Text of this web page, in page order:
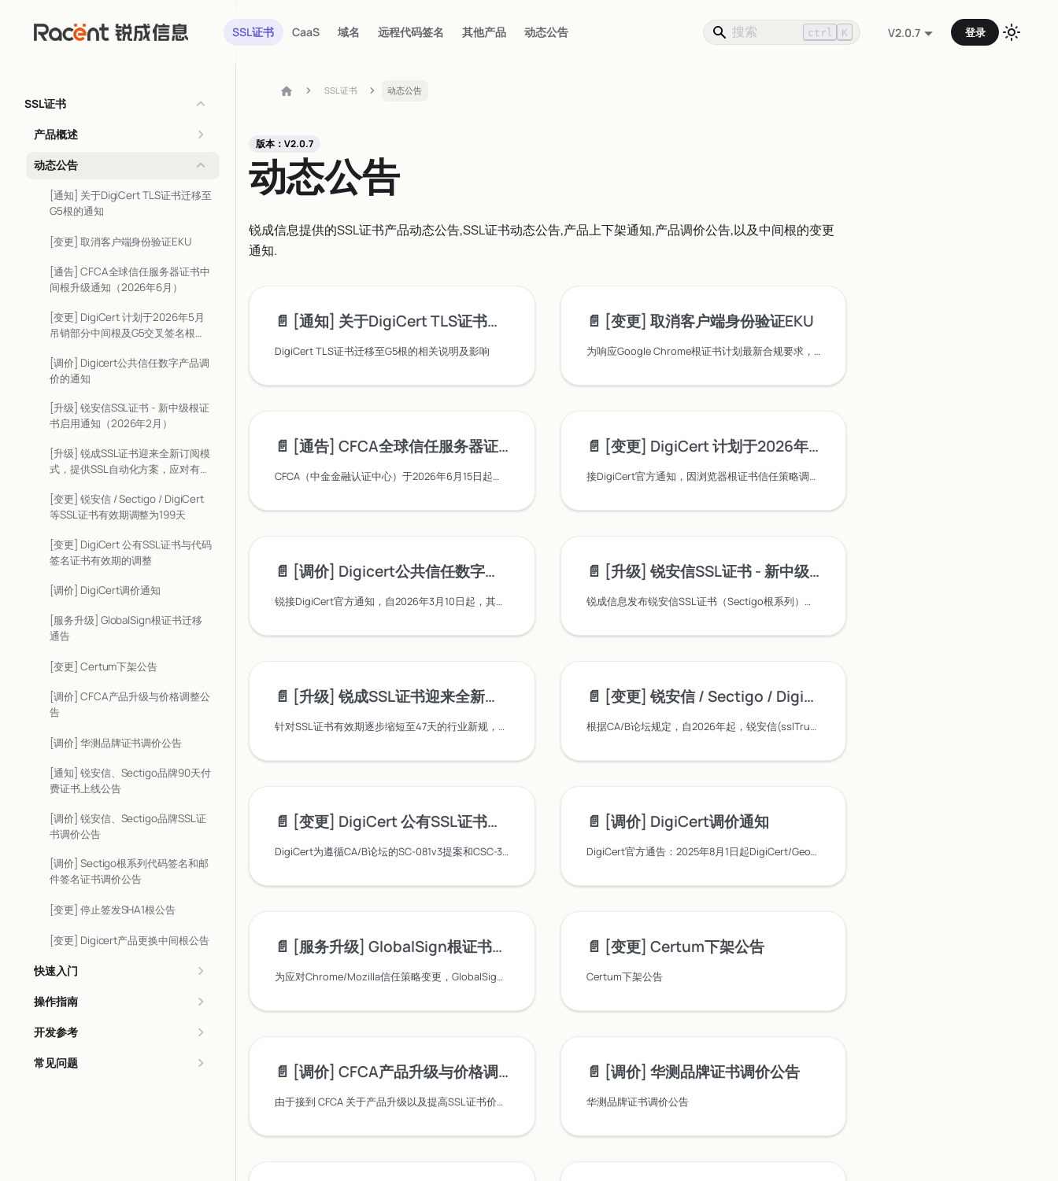
SSL证书 CaaS 域名 远程代码签名 其他产品 动态公告 ctrl K V2.0.7 登录
SSL证书
产品概述
动态公告
[通知] 关于DigiCert TLS证书迁移至
G5根的通知
[变更] 取消客户端身份验证EKU
[通告] CFCA全球信任服务器证书中
间根升级通知（2026年6月）
[变更] DigiCert 计划于2026年5月
吊销部分中间根及G5交叉签名根证
[调价] Digicert公共信任数字产品调
价的通知
[升级] 锐安信SSL证书 - 新中级根证
书启用通知（2026年2月）
[升级] 锐成SSL证书迎来全新订阅模
式，提供SSL自动化方案，应对有效
[变更] 锐安信 / Sectigo / DigiCert
等SSL证书有效期调整为199天
[变更] DigiCert 公有SSL证书与代码
签名证书有效期的调整
[调价] DigiCert调价通知
[服务升级] GlobalSign根证书迁移
通告
[变更] Certum下架公告
[调价] CFCA产品升级与价格调整公
告
[调价] 华测品牌证书调价公告
[通知] 锐安信、Sectigo品牌90天付
费证书上线公告
[调价] 锐安信、Sectigo品牌SSL证
书调价公告
[调价] Sectigo根系列代码签名和邮
件签名证书调价公告
[变更] 停止签发SHA1根公告
[变更] Digicert产品更换中间根公告
快速入门
操作指南
开发参考
常见问题
SSL证书 动态公告
版本：V2.0.7
动态公告
锐成信息提供的SSL证书产品动态公告,SSL证书动态公告,产品上下架通知,产品调价公告,以及中间根的变更
通知.
📄️ [通知] 关于DigiCert TLS证书迁移至G5根的通知
DigiCert TLS证书迁移至G5根的相关说明及影响
📄️ [变更] 取消客户端身份验证EKU
📄️ [通告] CFCA全球信任服务器证书中间根升级通知（2026年6月） 📄️ [变更] DigiCert 计划于2026年5月吊销部分中间根及G5交叉签名根证书的公告
📄️ [调价] Digicert公共信任数字产品调价的通知 📄️ [升级] 锐安信SSL证书 - 新中级根证书启用通知（2026年2月）
📄️ [升级] 锐成SSL证书迎来全新订阅模式，提供SSL自动化方案，应对有效期缩短 📄️ [变更] 锐安信 / Sectigo / DigiCert 等SSL证书有效期调整为199天
📄️ [变更] DigiCert 公有SSL证书与代码签名证书有效期的调整 📄️ [调价] DigiCert调价通知
DigiCert官方通告：2025年8月1日起DigiCert/GeoTrust/Thawte/RapidSSL全系列证书价格平均上调6%。锐成提供紧急锁价通道（7月31日前下单享现价）、批量采购折扣及高性价比替代方案，助力企业控制安全成本。
📄️ [服务升级] GlobalSign根证书迁移通告 📄️ [变更] Certum下架公告
Certum下架公告
📄️ [调价] CFCA产品升级与价格调整公告 📄️ [调价] 华测品牌证书调价公告
华测品牌证书调价公告